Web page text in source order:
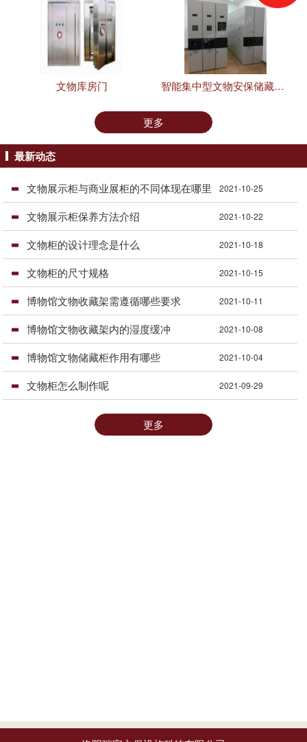
文物库房门 智能集中型文物安保储藏设施
更多
最新动态
文物展示柜与商业展柜的不同体现在哪里 2021-10-25
文物展示柜保养方法介绍 2021-10-22
文物柜的设计理念是什么 2021-10-18
文物柜的尺寸规格 2021-10-15
博物馆文物收藏架需遵循哪些要求 2021-10-11
博物馆文物收藏架内的湿度缓冲 2021-10-08
博物馆文物储藏柜作用有哪些 2021-10-04
文物柜怎么制作呢 2021-09-29
更多